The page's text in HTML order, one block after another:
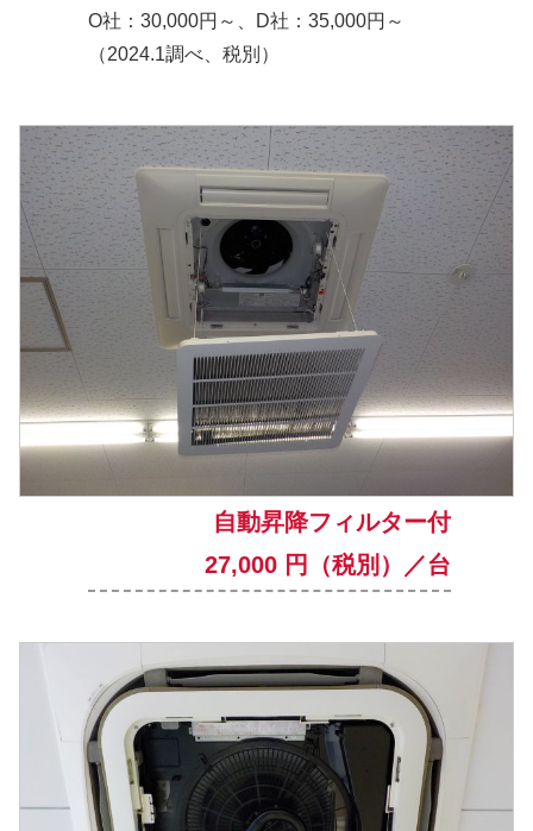
O社：30,000円～、D社：35,000円～
（2024.1調べ、税別）
自動昇降フィルター付
27,000 円（税別）／台